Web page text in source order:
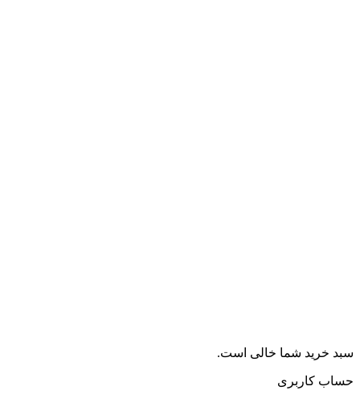
سبد خرید شما خالی است.
حساب کاربری